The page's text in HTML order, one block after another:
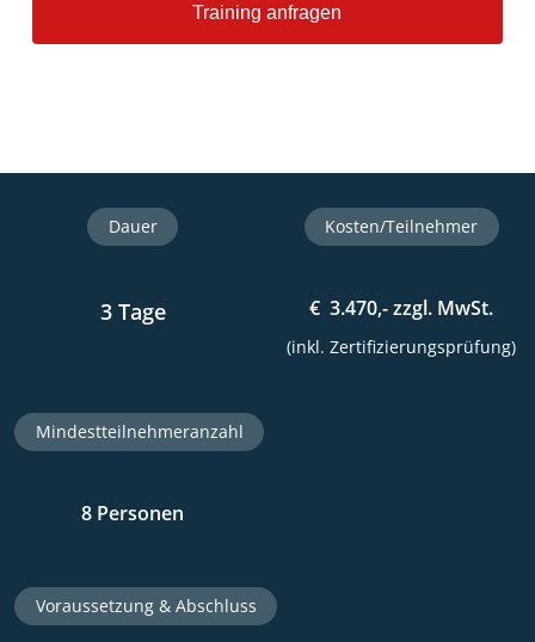
Dauer
3 Tage
Kosten/Teilnehmer
€ 3.470,- zzgl. MwSt.
(inkl. Zertifizierungsprüfung)
Mindestteilnehmeranzahl
8 Personen
Voraussetzung & Abschluss